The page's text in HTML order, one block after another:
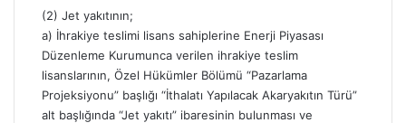
(2) Jet yakıtının;
a) İhrakiye teslimi lisans sahiplerine Enerji Piyasası
Düzenleme Kurumunca verilen ihrakiye teslim
lisanslarının, Özel Hükümler Bölümü “Pazarlama
Projeksiyonu” başlığı “İthalatı Yapılacak Akaryakıtın Türü”
alt başlığında “Jet yakıtı” ibaresinin bulunması ve